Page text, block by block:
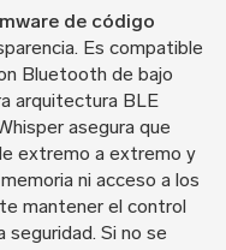
de código
Es compatible
Bluetooth de bajo
arquitectura BLE
asegura que
extremo a extremo y
ni acceso a los
mantener el control
Si no se